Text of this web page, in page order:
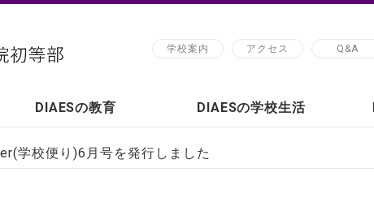
学校案内 アクセス Q&A
DIAESの教育 DIAESの学校生活
学校便り)6月号を発行しました